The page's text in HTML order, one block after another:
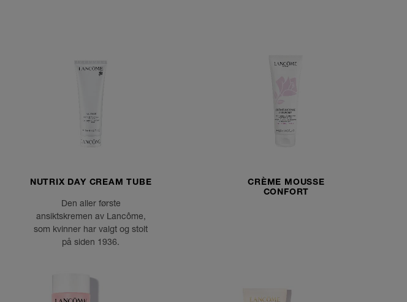
NUTRIX DAY CREAM TUBE
Den aller første
ansiktskremen av Lancôme,
som kvinner har valgt og stolt
på siden 1936.
CRÈME MOUSSE
CONFORT